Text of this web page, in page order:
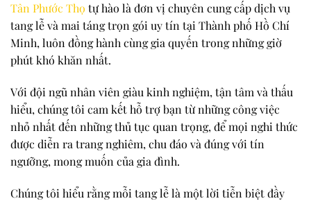
Tân Phước Thọ tự hào là đơn vịchuyên cung cấp dịch vụ
tang lễ và mai táng trọn góiuy tín tạiThành phố Hồ Chí
Minh, luôn đồng hành cùng gia quyến trong những giờ
phút khó khăn nhất.
Với đội ngũ nhân viên giàu kinh nghiệm, tận tâm và thấu
hiểu, chúng tôi cam kết hỗ trợ bạn từ những công việc
nhỏ nhất đến những thủ tục quan trọng, để mọi nghi thức
được diễn ra trang nghiêm, chu đáo và đúng với tín
ngưỡng, mong muốn của gia đình.
Chúng tôi hiểu rằng mỗi tang lễ là một lời tiễn biệt đầy